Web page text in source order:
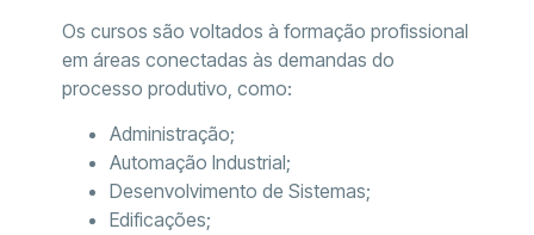
Os cursos são voltados à formação profissional
em áreas conectadas às demandas do
processo produtivo, como:
Administração;
Automação Industrial;
Desenvolvimento de Sistemas;
Edificações;